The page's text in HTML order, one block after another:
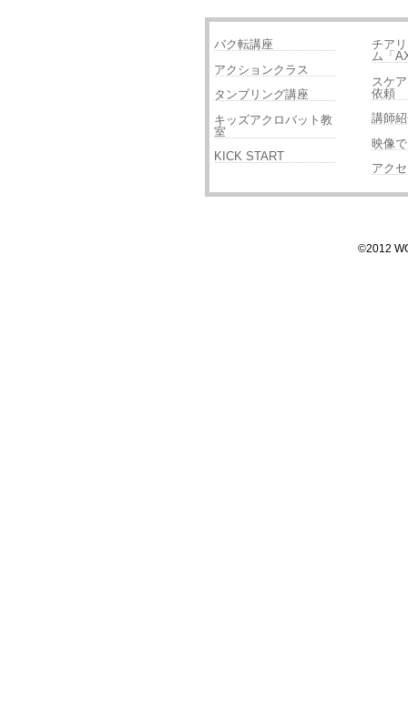
バク転講座
アクションクラス
タンブリング講座
キッズアクロバット教
室
KICK START
チア
ム「
スケ
依頼
講師
映像
アク
©2012